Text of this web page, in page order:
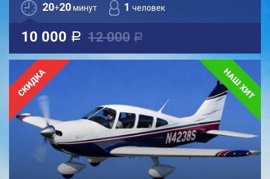
20+20минут 1 человек
10 000 a 12 000 a